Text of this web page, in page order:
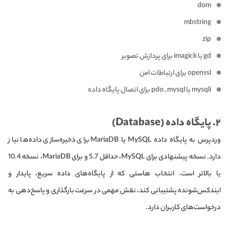
dom
mbstring
zip
gd یا imagick برای پردازش تصویر
openssl برای ارتباطات امن
mysqli یا pdo_mysql برای اتصال پایگاه داده
۲. پایگاه داده (Database)
وردپرس به پایگاه داده MySQL یا MariaDB برای ذخیره‌سازی داده‌ها نیاز
دارد. نسخه پیشنهادی برای MySQL، حداقل 5.7 و برای MariaDB، نسخه 10.4
یا بالاتر است. انتخاب هاستی که از پایگاه‌های داده سریع، پایدار و
ایندکس‌شونده پشتیبانی کند، نقش مهمی در سرعت بارگذاری و پاسخ‌دهی به
درخواست‌های کاربران دارد.